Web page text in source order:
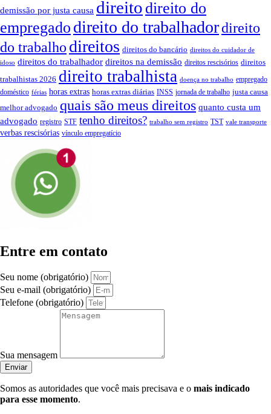
demissão por justa causa direito direito do
empregado direito do trabalhadordireito
do trabalho direitos direitos do bancário direitos do cuidador de
idoso direitos do trabalhador direitos na demissão direitos rescisórios direitos
trabalhistas 2026 direito trabalhista doença no trabalho empregado
doméstico férias horas extras horas extras diárias INSS jornada de trabalho justa causa
melhor advogado quais são meus direitos quanto custa um
advogado registro STF tenho direitos? trabalho sem registro TST vale transporte
verbas rescisórias vínculo empregatício
Entre em contato
Seu nome (obrigatório)
Seu e-mail (obrigatório)
Telefone (obrigatório)
Sua mensagem
Enviar
Somos as autoridades que você mais precisava e o mais indicado
para esse momento.